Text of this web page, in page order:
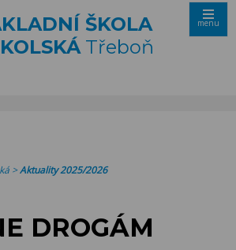
ŠKOLA
Třeboň
menu
>Aktuality 2025/2026
DROGÁM